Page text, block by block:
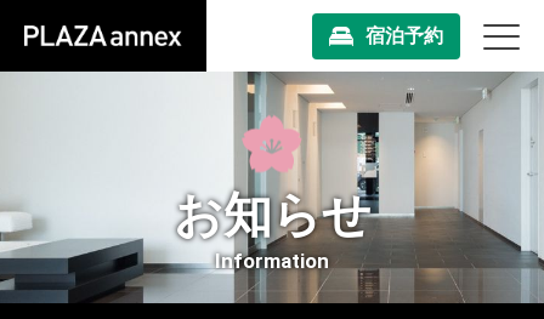
宿泊予約
お知らせ
Information